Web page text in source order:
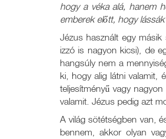
hogy a véka alá, hanem
emberek előtt, hogy
Jézus használt egy
izzó is nagyon kicsi), de
hangsúly nem a
ki, hogy alig látni valamit,
teljesítményű vagy
valamit. Jézus pedig azt
A világ sötétségben van,
bennem, akkor olyan